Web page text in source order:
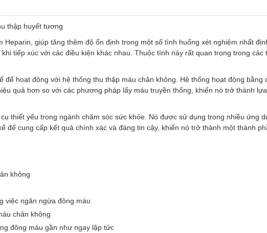
thập huyết tương
Heparin, giúp tăng thêm độ ổn định trong một số tình huống xét nghiệm nhất
tiếp xúc với các điều kiện khác nhau. Thuộc tính này rất quan trọng trong
để hoạt động với hệ thống thu thập máu chân không. Hệ thống hoạt động
quả hơn so với các phương pháp lấy máu truyền thống, khiến nó trở thành
thiết yếu trong ngành chăm sóc sức khỏe. Nó được sử dụng trong nhiều ứng
để cung cấp kết quả chính xác và đáng tin cậy, khiến nó trở thành một thành
không
việc ngăn ngừa đông máu
chân không
đông máu gần như ngay lập tức